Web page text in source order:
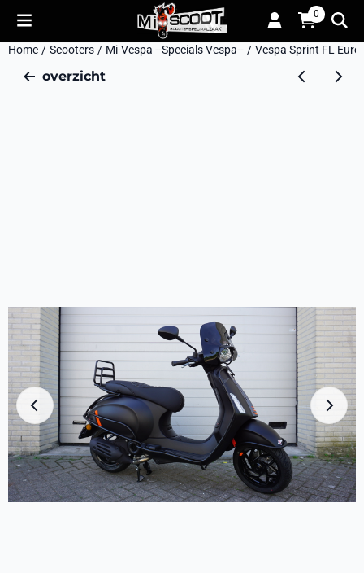
Cookievoorkeuren zijn momenteel gesloten. 0
Home / Scooters / Mi-Vespa --Specials Vespa-- / Vespa Sprint FL
overzicht